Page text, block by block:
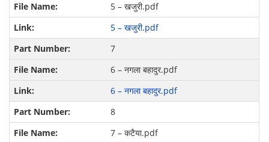
5 – खजुरी.pdf
5 – खजुरी.pdf
7
6 – नगला बहादुर.pdf
6 – नगला बहादुर.pdf
8
7 – कटैया.pdf